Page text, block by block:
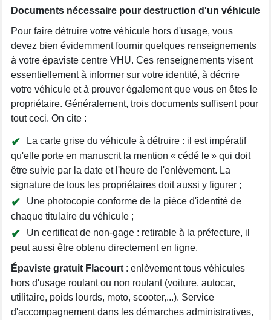
Documents nécessaire pour destruction d'un véhicule
Pour faire détruire votre véhicule hors d'usage, vous
devez bien évidemment fournir quelques renseignements
à votre épaviste centre VHU. Ces renseignements visent
essentiellement à informer sur votre identité, à décrire
votre véhicule et à prouver également que vous en êtes le
propriétaire. Généralement, trois documents suffisent pour
tout ceci. On cite :
La carte grise du véhicule à détruire : il est impératif
qu'elle porte en manuscrit la mention « cédé le » qui doit
être suivie par la date et l'heure de l'enlèvement. La
signature de tous les propriétaires doit aussi y figurer ;
Une photocopie conforme de la pièce d'identité de
chaque titulaire du véhicule ;
Un certificat de non-gage : retirable à la préfecture, il
peut aussi être obtenu directement en ligne.
Épaviste gratuit Flacourt : enlèvement tous véhicules
hors d'usage roulant ou non roulant (voiture, autocar,
utilitaire, poids lourds, moto, scooter,...). Service
d'accompagnement dans les démarches administratives,